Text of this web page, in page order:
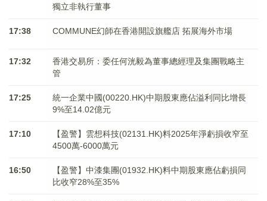
獨立非執行董事
17:38 COMMUNE幻師在香港開設旗艦店 拓展海外市場
17:32
香港交易所：委任何洸毅為董事總經理及集團戰略主
管
17:25
統一企業中國(00220.HK)中期股東應佔溢利同比增長
9%至14.02億元
17:10
【盈警】雲想科技(02131.HK)料2025年淨虧損收窄至
4500萬-6000萬元
16:50
【盈警】中漆集團(01932.HK)料中期股東應佔虧損同
比收窄28%至35%